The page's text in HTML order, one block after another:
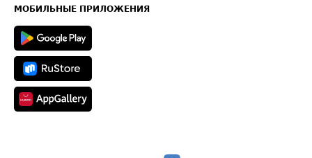
Техническая информация
МОБИЛЬНЫЕ ПРИЛОЖЕНИЯ